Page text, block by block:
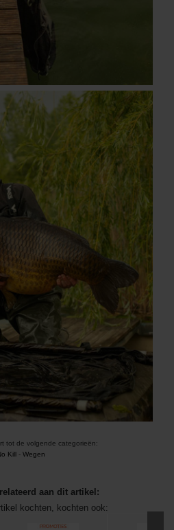
tot de volgende categorieën:
Kill
- Wegen
aan dit artikel:
kochten, kochten ook: